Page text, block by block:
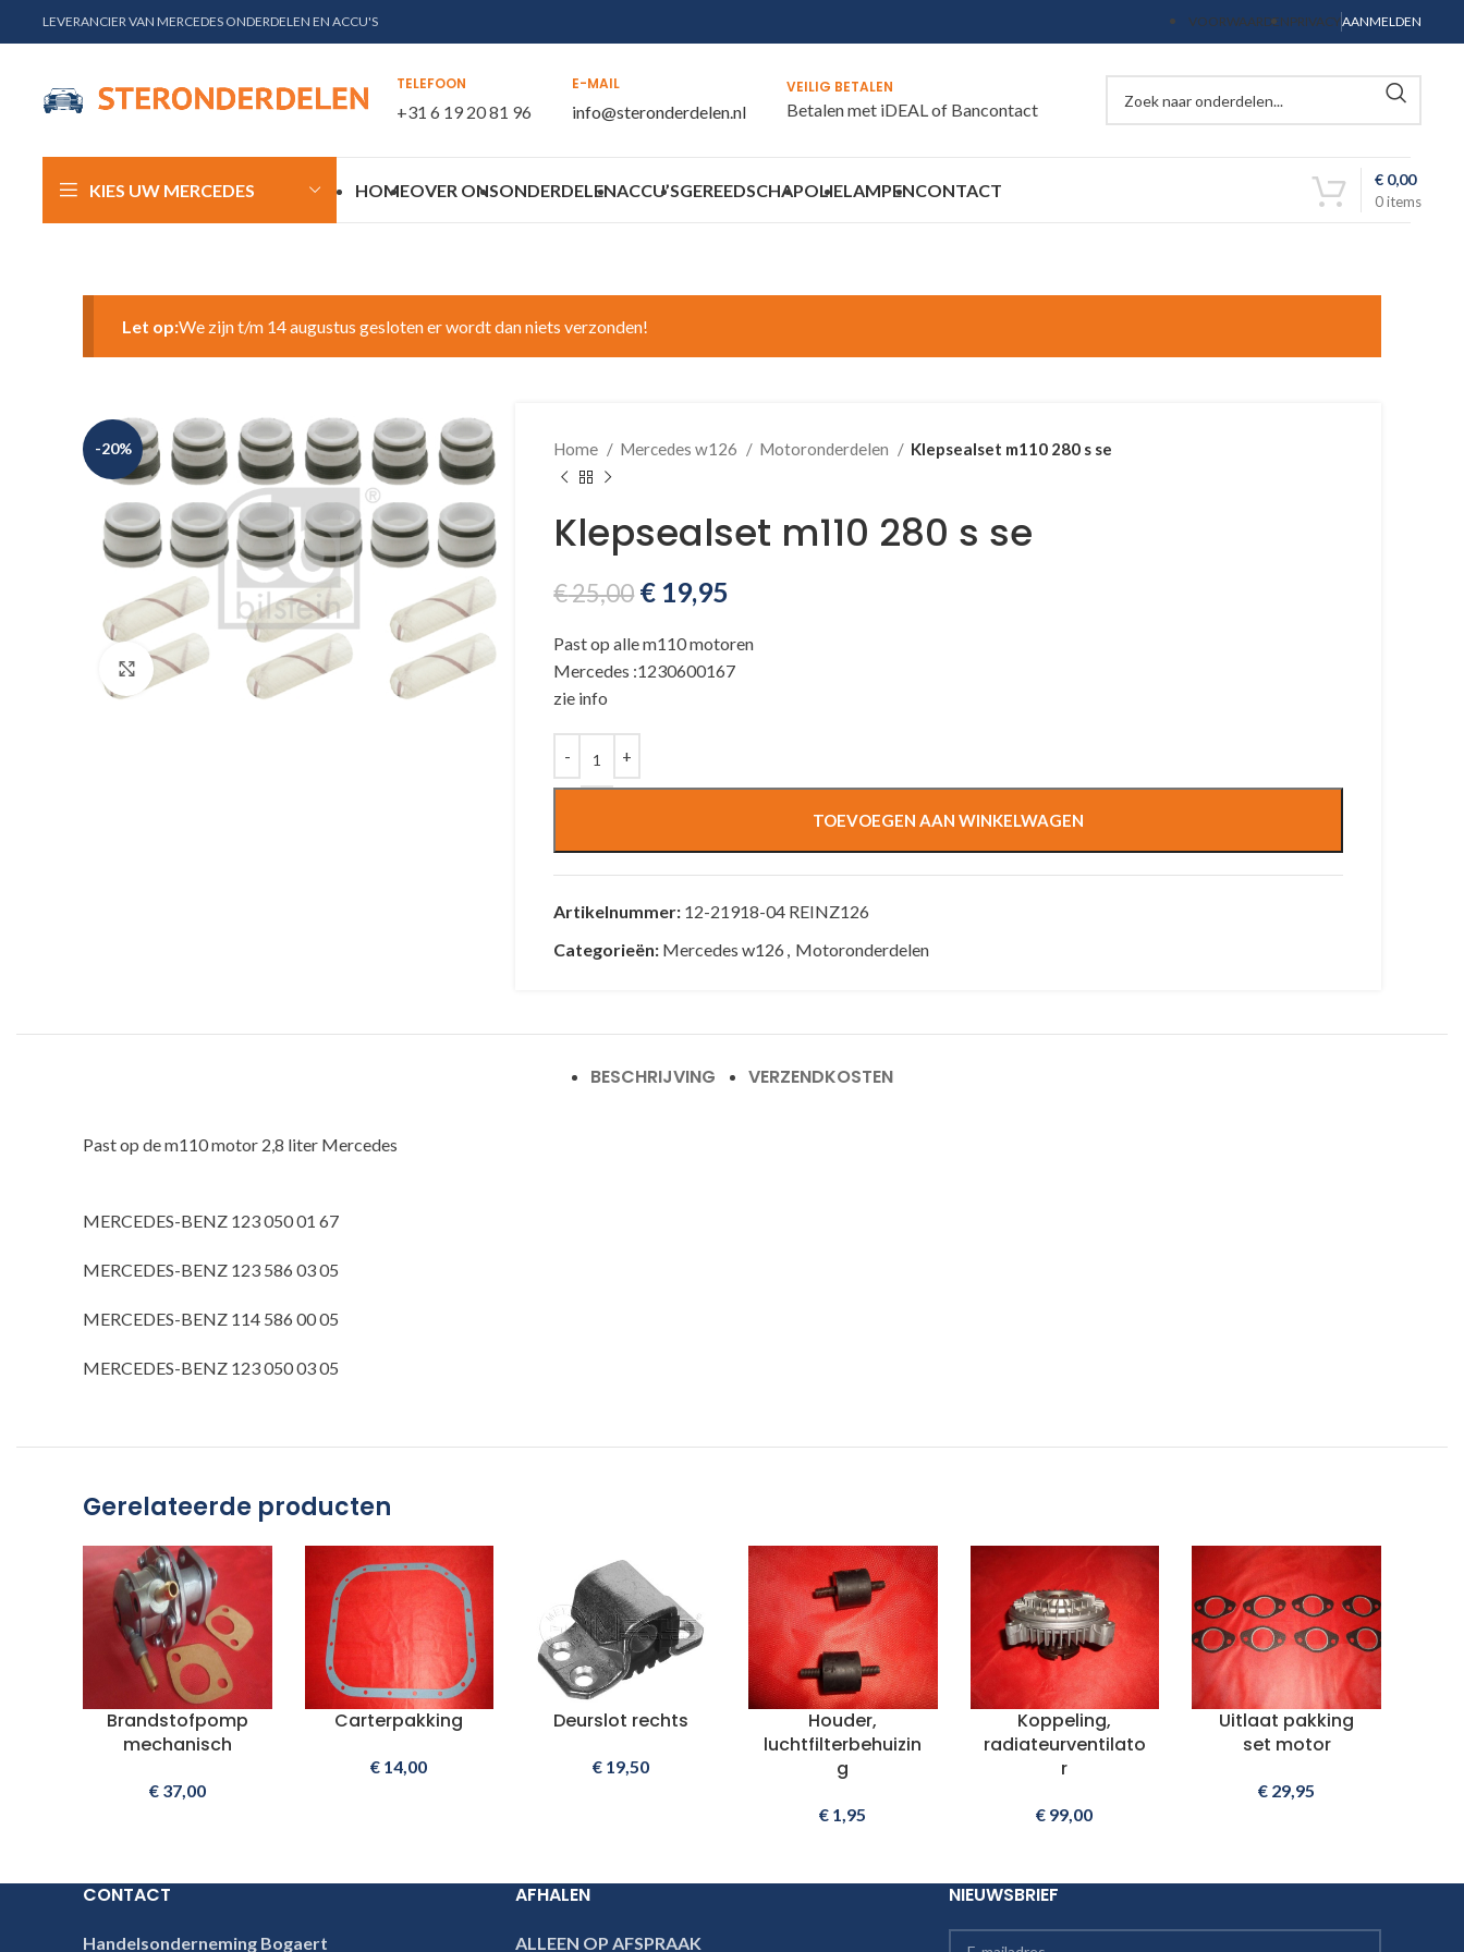
LEVERANCIER VAN MERCEDES ONDERDELEN EN ACCU'S VOORWAARDENPRIVACYAANMELDEN
TELEFOON
+31 6 19 20 81 96
E-MAIL
info@steronderdelen.nl
VEILIG BETALEN
Betalen met iDEAL of Bancontact
KIES UW MERCEDES HOMEOVER ONSONDERDELENACCU’SGEREEDSCHAPOLIELAMPENCONTACT
0items
€ 0,00
Let op:We zijn t/m 14 augustus gesloten er wordt dan niets verzonden!
-20%
Klik voor vergroting
Home Mercedes w126 Motoronderdelen Klepsealset m110 280 s se
Klepsealset m110 280 s se
€25,00 € 19,95
Past op alle m110 motoren
Mercedes :1230600167
zie info
TOEVOEGEN AAN WINKELWAGEN
Artikelnummer: 12-21918-04 REINZ126
Categorieën: Mercedes w126 Motoronderdelen
BESCHRIJVING VERZENDKOSTEN
Past op de m110 motor 2,8 liter Mercedes
MERCEDES-BENZ 123 050 01 67
MERCEDES-BENZ 123 586 03 05
MERCEDES-BENZ 114 586 00 05
MERCEDES-BENZ 123 050 03 05
Gerelateerde producten
Brandstofpomp
mechanisch
€37,00
Carterpakking
€ 14,00
Deurslot rechts
€ 19,50
Houder,
luchtfilterbehuizin
g
€ 1,95
Koppeling,
radiateurventilato
r
€ 99,00
Uitlaat pakking
set motor
€ 29,95
CONTACT
Handelsonderneming Bogaert
AFHALEN
ALLEEN OP AFSPRAAK
NIEUWSBRIEF